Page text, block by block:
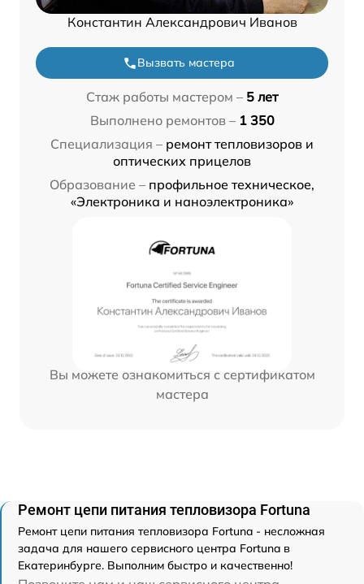
Константин Александрович Иванов
Вызвать мастера
Стаж работы мастером – 5 лет
Выполнено ремонтов – 1 350
Специализация – ремонт тепловизоров и
оптических прицелов
Образование – профильное техническое,
«Электроника и наноэлектроника»
Вы можете ознакомиться с сертификатом
мастера
Ремонт цепи питания тепловизора Fortuna
Ремонт цепи питания тепловизора Fortuna - несложная
задача для нашего сервисного центра Fortuna в
Екатеринбурге. Выполним быстро и качественно!